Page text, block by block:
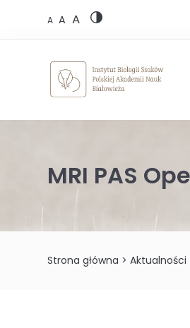
A A A
MRI PAS
Strona główna >Aktualności